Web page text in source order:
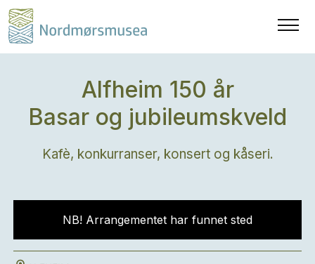
Alfheim 150 år
Basar og jubileumskveld
Kafè, konkurranser, konsert og kåseri.
NB! Arrangementet har funnet sted